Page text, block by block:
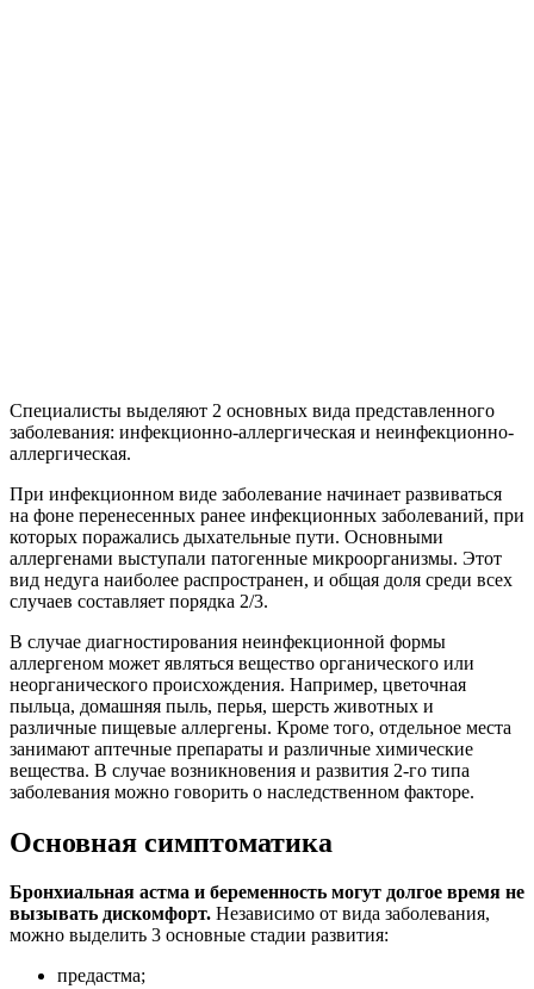
Специалисты выделяют 2 основных вида представленного
заболевания: инфекционно-аллергическая и неинфекционно-
аллергическая.
При инфекционном виде заболевание начинает развиваться
на фоне перенесенных ранее инфекционных заболеваний, при
которых поражались дыхательные пути. Основными
аллергенами выступали патогенные микроорганизмы. Этот
вид недуга наиболее распространен, и общая доля среди всех
случаев составляет порядка 2/3.
В случае диагностирования неинфекционной формы
аллергеном может являться вещество органического или
неорганического происхождения. Например, цветочная
пыльца, домашняя пыль, перья, шерсть животных и
различные пищевые аллергены. Кроме того, отдельное места
занимают аптечные препараты и различные химические
вещества. В случае возникновения и развития 2-го типа
заболевания можно говорить о наследственном факторе.
Основная симптоматика
Бронхиальная астма и беременность могут долгое время не
вызывать дискомфорт. Независимо от вида заболевания,
можно выделить 3 основные стадии развития:
предастма;